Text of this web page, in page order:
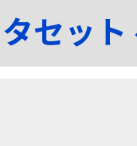
セッ